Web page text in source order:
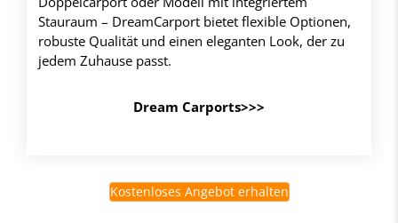
Stauraum – DreamCarport bietet flexible Optionen,
robuste Qualität und einen eleganten Look, der zu
jedem Zuhause passt.
Dream Carports>>>
Kostenloses Angebot erhalten